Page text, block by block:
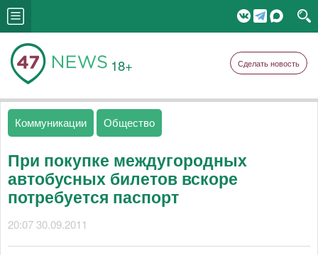
18+ Сделать новость
Коммуникации Общество
При покупке междугородных
автобусных билетов вскоре
потребуется паспорт
20:07 30.09.2011